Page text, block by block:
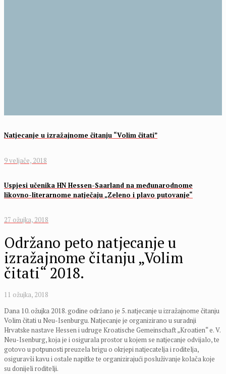
Natjecanje u izražajnome čitanju “Volim čitati”
9 veljače, 2018
Uspjesi učenika HN Hessen-Saarland na međunarodnome
likovno-literarnome natječaju „Zeleno i plavo putovanje“
27 ožujka, 2018
Održano peto natjecanje u
izražajnome čitanju „Volim
čitati“ 2018.
11 ožujka, 2018
Dana 10. ožujka 2018. godine održano je 5. natjecanje u izražajnome čitanju
Volim čitati u Neu-Isenburgu. Natjecanje je organizirano u suradnji
Hrvatske nastave Hessen i udruge Kroatische Gemeinschaft „Kroatien“ e. V.
Neu-Isenburg, koja je i osigurala prostor u kojem se natjecanje odvijalo, te
gotovo u potpunosti preuzela brigu o okrjepi natjecatelja i roditelja,
osiguravši kavu i ostale napitke te organizirajući posluživanje kolača koje
su donijeli roditelji.